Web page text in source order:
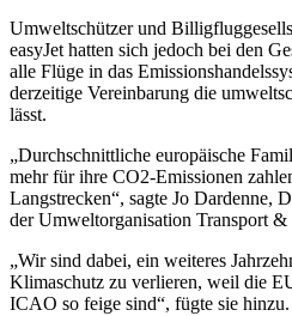
Umweltschützer und
easyJet hatten sich jedoch bei den
alle Flüge in das
derzeitige Vereinbarung die
lässt.
„Durchschnittliche europäische
mehr für ihre CO2-Emissionen
Langstrecken“, sagte Jo Dardenne,
der Umweltorganisation Transport
„Wir sind dabei, ein weiteres
Klimaschutz zu verlieren, weil die
ICAO so feige sind“, fügte sie hinzu.